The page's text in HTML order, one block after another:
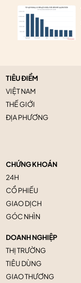
TIÊU ĐIỂM
VIỆT NAM
THẾ GIỚI
ĐỊA PHƯƠNG
CHỨNG KHOÁN
24H
CỔ PHIẾU
GIAO DỊCH
GÓC NHÌN
DOANH NGHIỆP
THỊ TRƯỜNG
TIÊU DÙNG
GIAO THƯƠNG